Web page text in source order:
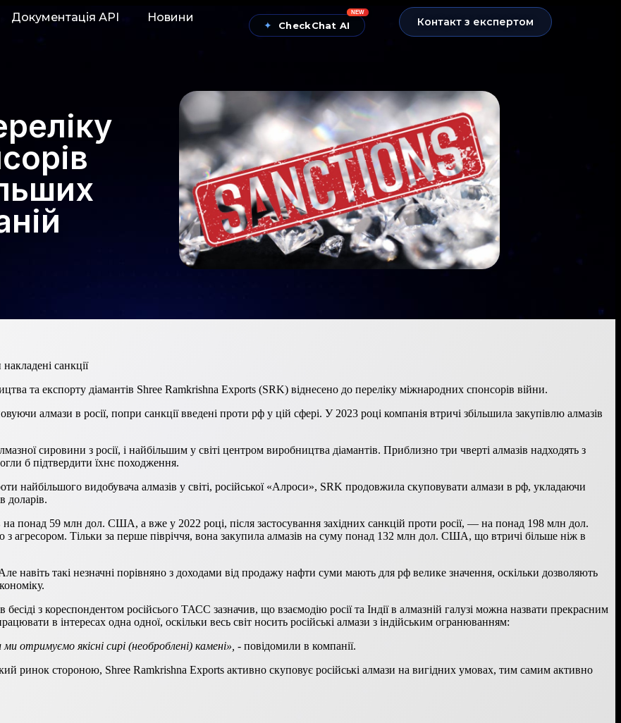
Документація АРІ Новини
✦ CheckChat AI
NEW
Контакт з експертом
санкції
та експорту діамантів Shree Ramkrishna Exports (SRK) віднесено до переліку міжнародних спонсорів війни.
алмази в росії, попри санкції введені проти рф у цій сфері. У 2023 році компанія втричі збільшила закупівлю алмазів
сировини з росії, і найбільшим у світі центром виробництва діамантів. Приблизно три чверті алмазів надходять з
б підтвердити їхнє походження.
найбільшого видобувача алмазів у світі, російської «Алроси», SRK продовжила скуповувати алмази в рф, укладаючи
доларів.
на понад 59 млн дол. США, а вже у 2022 році, після застосування західних санкцій проти росії, — на понад 198 млн дол.
Тільки за перше півріччя, вона закупила алмазів на суму понад 132 млн дол. США, що втричі більше ніж в
навіть такі незначні порівняно з доходами від продажу нафти суми мають для рф велике значення, оскільки дозволяють
з кореспондентом російсього ТАСС зазначив, що взаємодію росії та Індії в алмазній галузі можна назвати прекрасним
в інтересах одна одної, оскільки весь світ носить російські алмази з індійським огранюванням:
отримуємо якісні сирі (необроблені) камені», - повідомили в компанії.
ринок стороною, Shree Ramkrishna Exports активно скуповує російські алмази на вигідних умовах, тим самим активно